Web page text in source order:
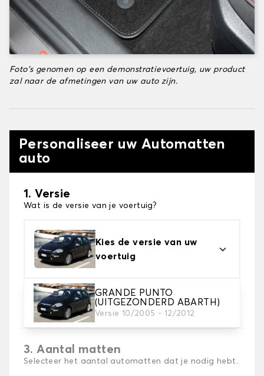
Foto's genomen op een demonstratievoertuig, uw product
zal naar de afmetingen van uw auto zijn.
Personaliseer uw Automatten
auto
1. Versie
Wat is de versie van je voertuig?
Kies de versie van uw
voertuig
GRANDE PUNTO
(UITGEZONDERD ABARTH)
Versie 10/2005 - 12/2012
2. Materiaal
Kies het materiaal van uw automatten
3. Aantal matten
Selecteer het aantal automatten dat je nodig hebt.